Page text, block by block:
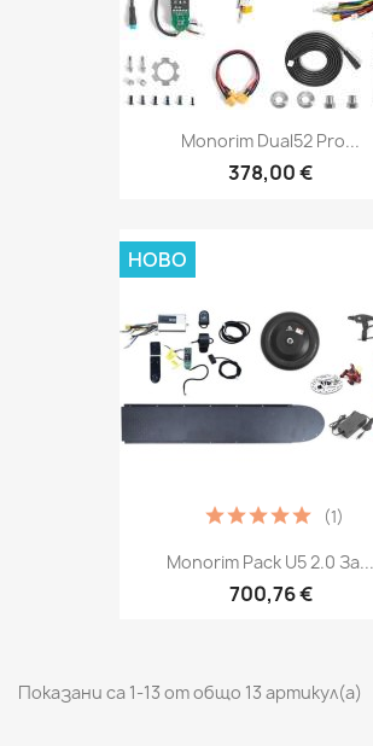
Monorim Dual52 Pro...
378,00 €
Monorim Pack U5 2.0 За...
700,76 €
(1)
НОВО
Показани са 1-13 от общо 13 артикул(а)